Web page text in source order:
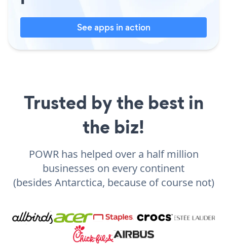
See apps in action
Trusted by the best in
the biz!
POWR has helped over a half million
businesses on every continent
(besides Antarctica, because of course not)